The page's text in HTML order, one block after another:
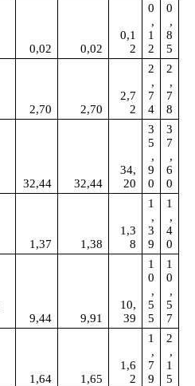
0,02 0,02
0,1
2
0
,
1
2
0
,
8
5
2,70 2,70
2,7
2
2
,
7
4
2
,
7
8
32,44 32,44
34,
20
3
5
,
9
0
3
7
,
6
0
1,37 1,38
1,3
8
1
,
3
9
1
,
4
0
9,44 9,91
10,
39
1
0
,
5
5
1
0
,
5
7
1,64 1,65
1,6
2
1
,
7
9
2
,
1
5